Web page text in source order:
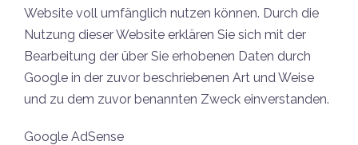
Website voll umfänglich nutzen können. Durch die
Nutzung dieser Website erklären Sie sich mit der
Bearbeitung der über Sie erhobenen Daten durch
Google in der zuvor beschriebenen Art und Weise
und zu dem zuvor benannten Zweck einverstanden.
Google AdSense